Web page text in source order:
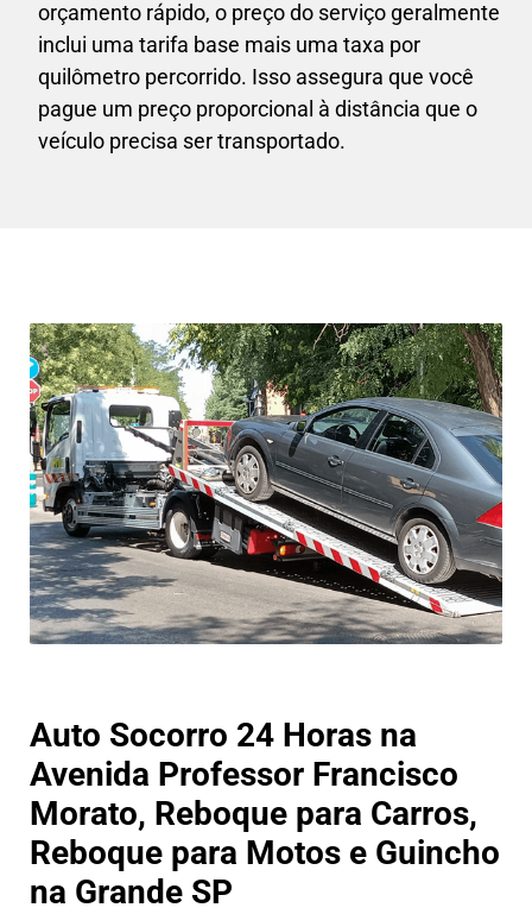
orçamento rápido, o preço do serviço geralmente
inclui uma tarifa base mais uma taxa por
quilômetro percorrido. Isso assegura que você
pague um preço proporcional à distância que o
veículo precisa ser transportado.
Auto Socorro 24 Horas na
Avenida Professor Francisco
Morato, Reboque para Carros,
Reboque para Motos e Guincho
na Grande SP